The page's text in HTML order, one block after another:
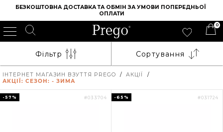
БЕЗКОШТОВНА ДОСТАВКА ТА ОБМІН ЗА УМОВИ ПОПЕРЕДНЬОЇ
ОПЛАТИ
0
Фільтр Сортування
ІНТЕРНЕТ МАГАЗИН ВЗУТТЯ PREGO / АКЦІЇ
/
АКЦІЇ: СЕЗОН: - ЗИМА
#033704
-57% #031724
-65%